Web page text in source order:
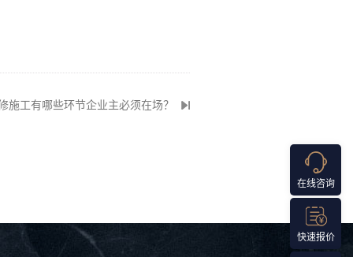
施工有哪些环节企业主必须在场？
在线咨询
快速报价